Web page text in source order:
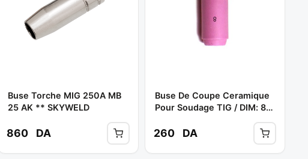
Buse Torche MIG 250A MB
25 AK ** SKYWELD
860 DA
Buse De Coupe Ceramique
Pour Soudage TIG / DIM: 8
260 DA